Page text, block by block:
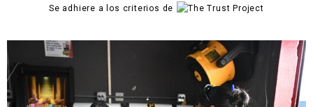
Se adhiere a los criterios de